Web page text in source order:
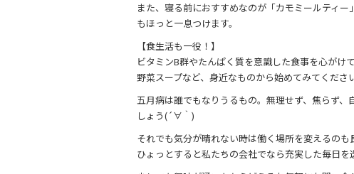
また、寝る前におすすめなのが「カモミールティ
もほっと一息つけます。
【食生活も一役！】
ビタミンB群やたんぱく質を意識した食事を心がけ
野菜スープなど、身近なものから始めてみてくださ
五月病は誰でもなりうるもの。無理せず、焦らず
しょう(´∀｀)
それでも気分が晴れない時は働く場所を変えるのも
ひょっとすると私たちの会社でなら充実した毎日を